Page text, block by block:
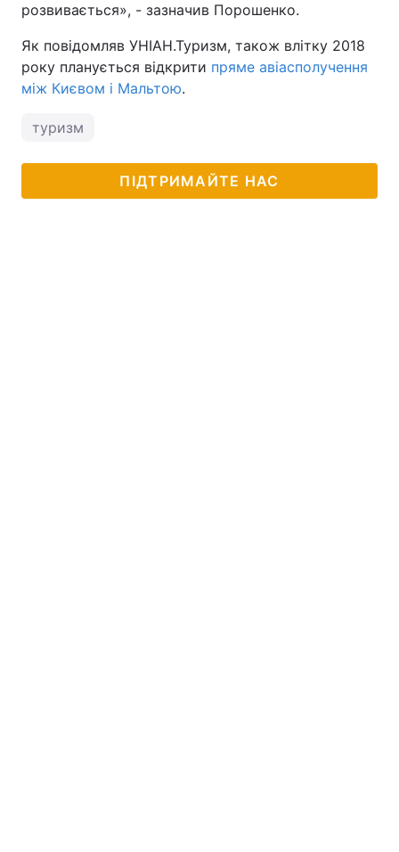
розвивається», - зазначив Порошенко.
Як повідомляв УНІАН.Туризм, також влітку 2018
року планується відкрити пряме авіасполучення
між Києвом і Мальтою.
туризм
ПІДТРИМАЙТЕ НАС